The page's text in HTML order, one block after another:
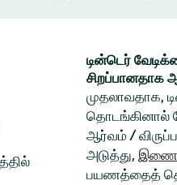
டின்டெர்
சிறப்பானதாக
முதலாவதாக,
தொடங்கினால்
ஆர்வம் /
அடுத்து, இணை
பயணத்தைத்